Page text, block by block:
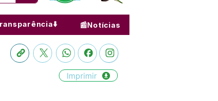
📰Notícias
Imprimir